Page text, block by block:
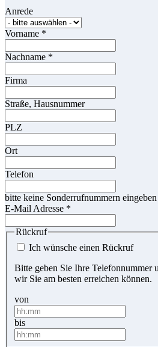
Anrede
Vorname *
Nachname *
Firma
Straße, Hausnummer
PLZ
Ort
Telefon
bitte keine Sonderrufnummern eingeben
E-Mail Adresse *
Rückruf
Ich wünsche einen Rückruf
Bitte geben Sie Ihre Telefonnummer
wir Sie am besten erreichen können.
von
bis